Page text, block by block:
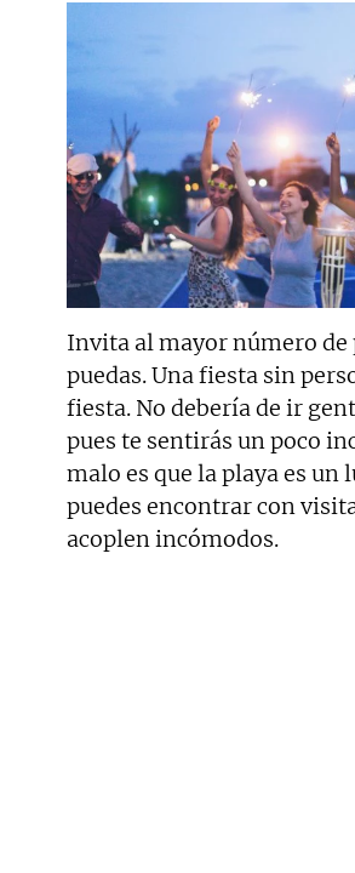
Invita al mayor número de
puedas. Una fiesta sin
fiesta. No debería de ir
pues te sentirás un poco
malo es que la playa es un
puedes encontrar con
acoplen incómodos.